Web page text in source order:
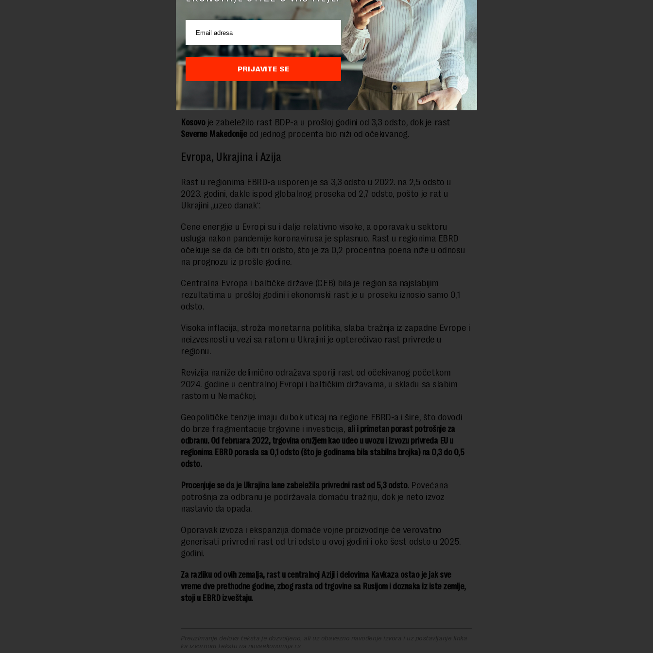
3,4 odsto, a EBRD ovoj državi predviđa sličan nivo (skok od 3,3 odsto) i u ovoj
godini.
EkonomijaBosne i Hercegovineje rasla 1,7 odsto u 2023. godini, a za ovu godinu
se očekuje „ubrzanje“ na 2,8 odsto.
nakon rezultata većeg od očekivanog u 2023. godini (čak šest
procenata) očekuje umerenijih 3,5 odsto tokom ove godine, zbog relativno
više baze i negativanog uticaja suša na rad hidroelektrana.
Kosovoje zabeležilo rast BDP-a u prošloj godini od 3,3 odsto, dok je rast
Severne Makedonijeod jednog procenta bio niži od očekivanog.
Evropa, Ukrajina i Azija
Rast u regionima EBRD-a usporen je sa 3,3 odsto u 2022. na 2,5 odsto u
2023. godini, dakle ispod globalnog proseka od 2,7 odsto, pošto je rat u
Ukrajini „uzeo danak“.
Cene energije u Evropi su i dalje relativno visoke, a oporavak u sektoru
usluga nakon pandemije koronavirusa je splasnuo. Rast u regionima EBRD
očekuje se da će biti tri odsto, što je za 0,2 procentna poena niže u odnosu
na prognozu iz prošle godine.
Centralna Evropa i baltičke države (CEB) bila je region sa najslabijim
rezultatima u prošloj godini i ekonomski rast je u proseku iznosio samo 0,1
odsto.
Visoka inflacija, stroža monetarna politika, slaba tražnja iz zapadne Evrope i
neizvesnosti u vezi sa ratom u Ukrajini je opterećivao rast privrede u
regionu.
Revizija naniže delimično odražava sporiji rast od očekivanog početkom
2024. godine u centralnoj Evropi i baltičkim državama, u skladu sa slabim
rastom u Nemačkoj.
Geopolitičke tenzije imaju dubok uticaj na regione EBRD-a i šire, što dovodi
do brze fragmentacije trgovine i investicija, ali i primetan porast potrošnje za
odbranu. Od februara 2022, trgovina oružjem kao udeo u uvozu i izvozu privreda EU u
regionima EBRD porasla sa 0,1 odsto (što je godinama bila stabilna brojka) na 0,3 do 0,5
odsto.
Procenjuje se da je Ukrajina lane zabeležila privredni rast od 5,3 odsto.Povećana
potrošnja za odbranu je podržavala domaću tražnju, dok je neto izvoz
nastavio da opada.
Oporavak izvoza i ekspanzija domaće vojne proizvodnje će verovatno
generisati privredni rast od tri odsto u ovoj godini i oko šest odsto u 2025.
godini.
Za razliku od ovih zemalja, rast u centralnoj Aziji i delovima Kavkaza ostao je jak sve
vreme dve prethodne godine, zbog rasta od trgovine sa Rusijom i doznaka iz iste zemlje,
stoji u EBRD izveštaju.
Preuzimanje delova teksta je dozvoljeno, ali uz obavezno navođenje izvora i uz postavljanje linka
ka izvornom tekstu na novaekonomija.rs
PRIJAVITE SE